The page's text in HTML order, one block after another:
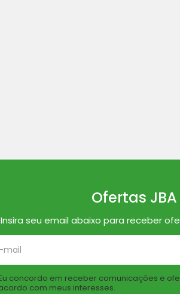
Ofertas JBA
Insira seu email abaixo para receber
concordo em receber comunicações e
com meus interesses.